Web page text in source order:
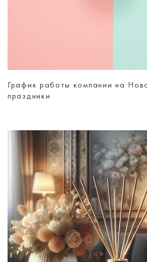
График работы компании на
праздники